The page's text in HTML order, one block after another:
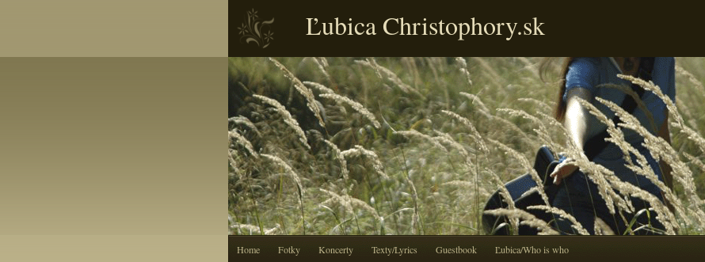
Ľubica Christophory.sk
Home Fotky Koncerty Texty/Lyrics Guestbook Ľubica/Who is who